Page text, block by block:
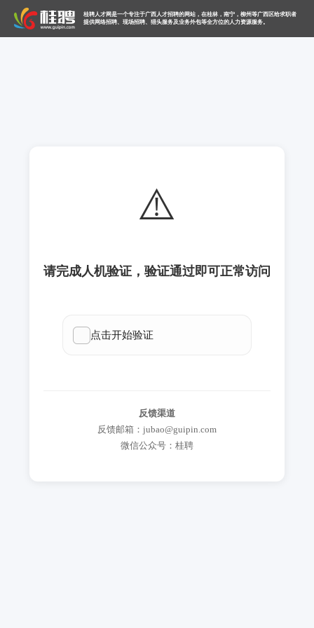
桂聘人才网是一个专注于广西人才招聘的网站，在桂林，南宁，柳州等广西区给求职者
提供网络招聘、现场招聘、猎头服务及业务外包等全方位的人力资源服务。
⚠️
请完成人机验证，验证通过即可正常访问
反馈渠道
反馈邮箱：jubao@guipin.com
微信公众号：桂聘